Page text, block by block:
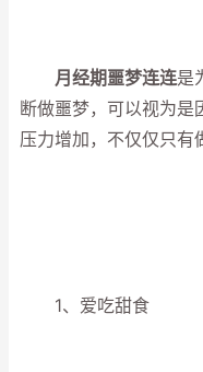
月经期噩梦连连是
断做噩梦，可以视为是
压力增加，不仅仅只有
1、爱吃甜食